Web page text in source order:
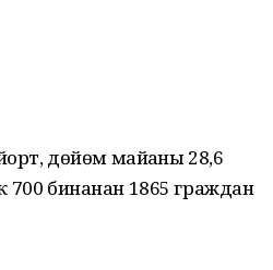
дөйөм майҙаны 28,6
бинанан 1865 граждан